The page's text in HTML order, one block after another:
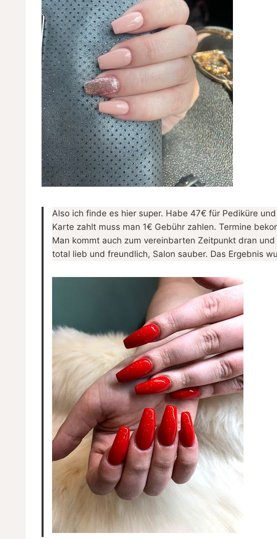
Also ich finde es hier super. Habe 47€ für Pediküre
Karte zahlt muss man 1€ Gebühr zahlen. Termine
Man kommt auch zum vereinbarten Zeitpunkt dran
total lieb und freundlich, Salon sauber. Das Ergebnis